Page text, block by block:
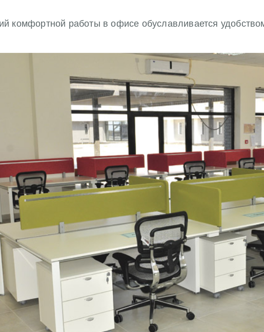
комфортной работы в офисе обуславливается